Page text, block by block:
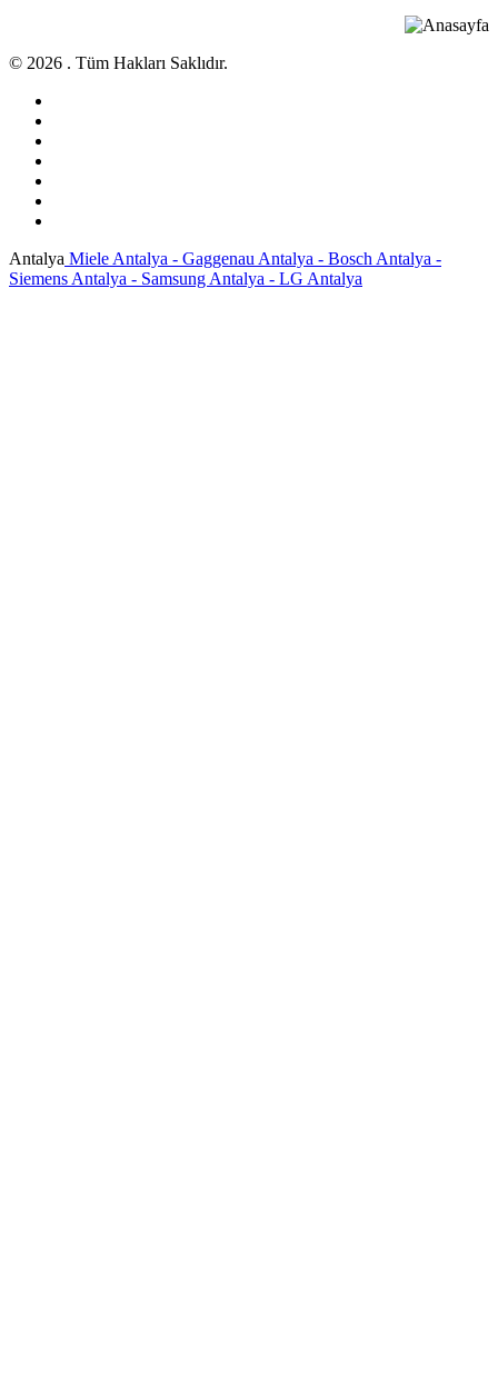
© 2026 . Tüm Hakları Saklıdır.
Antalya Miele Antalya - Gaggenau Antalya - Bosch Antalya -
Siemens Antalya - Samsung Antalya - LG Antalya